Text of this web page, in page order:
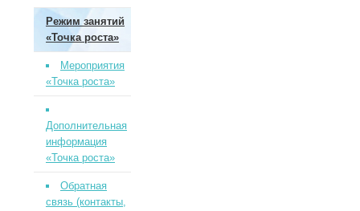
Режим занятий
«Точка роста»
Мероприятия
«Точка роста»
Дополнительная
информация
«Точка роста»
Обратная
связь (контакты,